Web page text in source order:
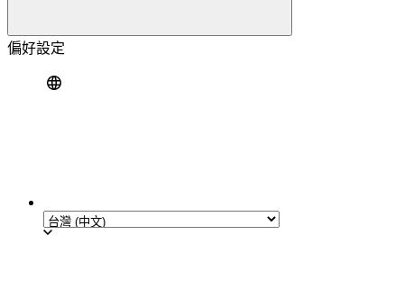
偏好設定